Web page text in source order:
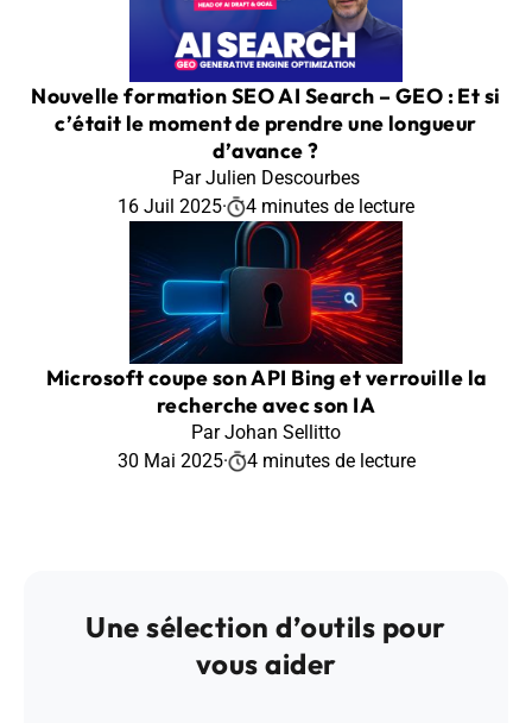
Nouvelle formation SEO AI Search – GEO : Et si
c’était le moment de prendre une longueur
d’avance ?
Par Julien Descourbes
16 Juil 2025· 4 minutes de lecture
Microsoft coupe son API Bing et verrouille la
recherche avec son IA
Par Johan Sellitto
30 Mai 2025· 4 minutes de lecture
Une sélection d’outils pour
vous aider